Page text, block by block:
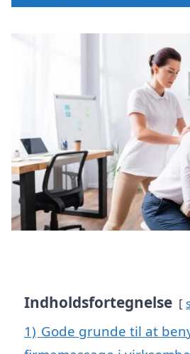
Indholdsfortegnelse
1) Gode grunde til at